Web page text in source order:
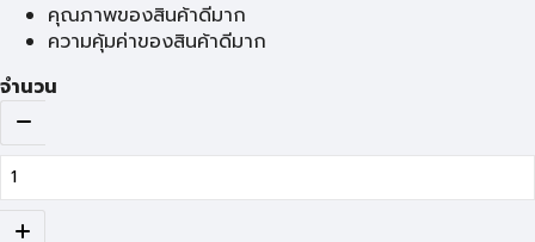
คุณภาพของสินค้าดีมาก
ความคุ้มค่าของสินค้าดีมาก
จำนวน